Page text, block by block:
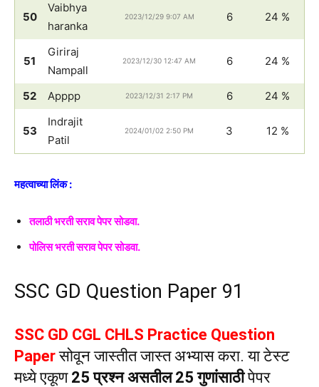
50
Vaibhya
haranka
2023/12/29 9:07 AM 6 24 %
51
Giriraj
Nampall
2023/12/30 12:47 AM 6 24 %
52 Apppp 2023/12/31 2:17 PM 6 24 %
53
Indrajit
Patil
2024/01/02 2:50 PM 3 12 %
महत्वाच्या लिंक :
तलाठी भरती सराव पेपर सोडवा.
पोलिस भरती सराव पेपर सोडवा.
SSC GD Question Paper 91
SSC GD CGL CHLS Practice Question
Paperसोवून जास्तीत जास्त अभ्यास करा. या टेस्ट
मध्ये एकूण 25 प्रश्न असतील 25 गुणांसाठीपेपर